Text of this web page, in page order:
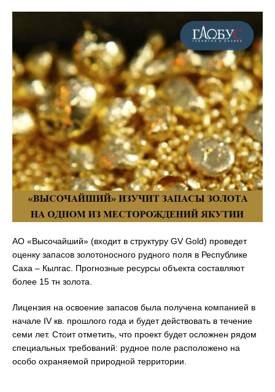
АО «Высочайший» (входит в структуру GV Gold) проведет
оценку запасов золотоносного рудного поля в Республике
Саха – Кылгас. Прогнозные ресурсы объекта составляют
более 15 тн золота.
Лицензия на освоение запасов была получена компанией в
начале IV кв. прошлого года и будет действовать в течение
семи лет. Стоит отметить, что проект будет осложнен рядом
специальных требований: рудное поле расположено на
особо охраняемой природной территории.